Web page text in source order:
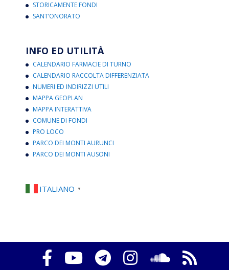
STORICAMENTE FONDI
SANT’ONORATO
INFO ED UTILITÀ
CALENDARIO FARMACIE DI TURNO
CALENDARIO RACCOLTA DIFFERENZIATA
NUMERI ED INDIRIZZI UTILI
MAPPA GEOPLAN
MAPPA INTERATTIVA
COMUNE DI FONDI
PRO LOCO
PARCO DEI MONTI AURUNCI
PARCO DEI MONTI AUSONI
ITALIANO ▼